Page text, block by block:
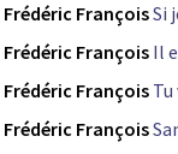
Frédéric FrançoisSi
Frédéric François Il
Frédéric François
Frédéric François